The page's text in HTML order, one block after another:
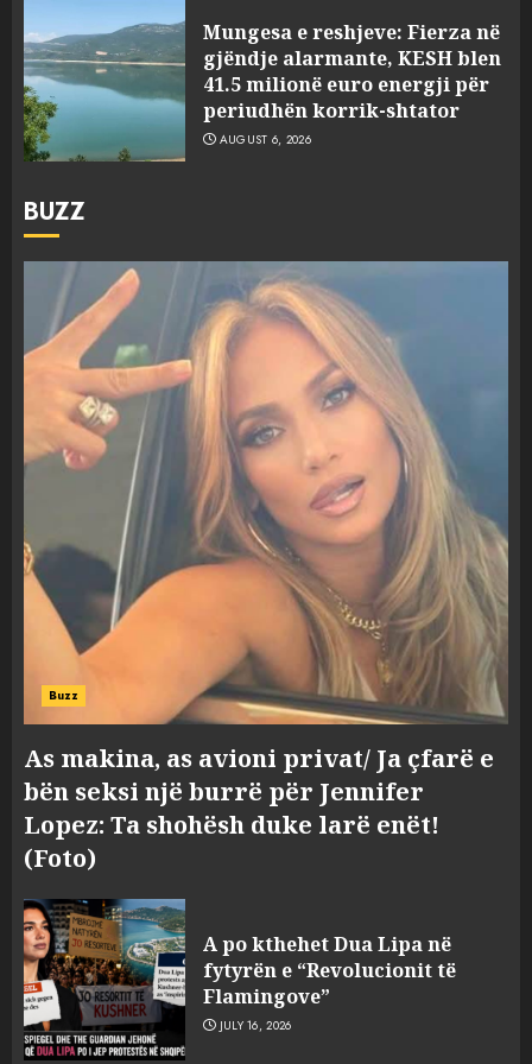
Mungesa e reshjeve: Fierza në
gjëndje alarmante, KESH blen
41.5 milionë euro energji për
periudhën korrik-shtator
AUGUST 6, 2026
BUZZ
Buzz
As makina, as avioni privat/ Ja çfarë e
bën seksi një burrë për Jennifer
Lopez: Ta shohësh duke larë enët!
(Foto)
A po kthehet Dua Lipa në
fytyrën e “Revolucionit të
Flamingove”
JULY 16, 2026
Bashkitë (socialiste) që do
shkrihen, nisin aksionin
kundër propozimit të
mazhorancës
AUGUST 6, 2026
4
Mungesa e reshjeve: Fierza në
gjëndje alarmante, KESH blen
41.5 milionë euro energji për
periudhën korrik-shtator
AUGUST 6, 2026
5
ndryshojnë valët e të nxehtit
dhe zjarret jetën në Europë
AUGUST 6, 2026